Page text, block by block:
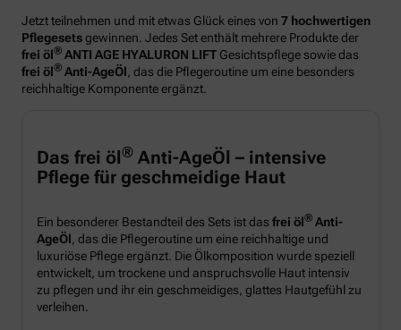
Jetzt teilnehmen und mit etwas Glück eines von 7 hochwertigen
Pflegesetsgewinnen. Jedes Set enthält mehrere Produkte der
frei öl® ANTI AGE HYALURON LIFT Gesichtspflege sowie das
frei öl® Anti-AgeÖl , das die Pflegeroutine um eine besonders
reichhaltige Komponente ergänzt.
Das frei öl® Anti-AgeÖl – intensive
Pflege für geschmeidige Haut
Ein besonderer Bestandteil des Sets ist das frei öl® Anti-
AgeÖl, das die Pflegeroutine um eine reichhaltige und
luxuriöse Pflege ergänzt. Die Ölkomposition wurde speziell
entwickelt, um trockene und anspruchsvolle Haut intensiv
zu pflegen und ihr ein geschmeidiges, glattes Hautgefühl zu
verleihen.